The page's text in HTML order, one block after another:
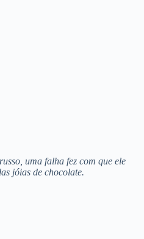
uma falha fez com que ele
jóias de chocolate.